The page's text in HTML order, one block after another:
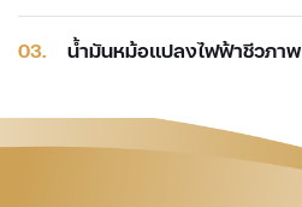
03. น้ำมันหม้อแปลงไฟฟ้าชีวภาพ